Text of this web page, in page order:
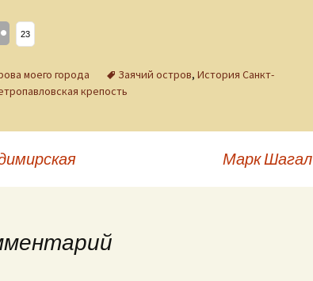
23
моего города Заячий остров, История Санкт-
крепость
Марк Шагал